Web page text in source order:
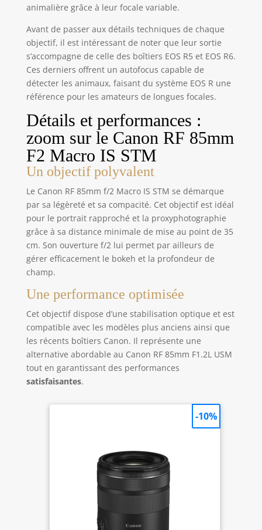
animalière grâce à leur focale variable.
Avant de passer aux détails techniques de chaque
objectif, il est intéressant de noter que leur sortie
s’accompagne de celle des boîtiers EOS R5 et EOS R6.
Ces derniers offrent un autofocus capable de
détecter les animaux, faisant du système EOS R une
référence pour les amateurs de longues focales.
Détails et performances :
zoom sur le Canon RF 85mm
F2 Macro IS STM
Un objectif polyvalent
Le Canon RF 85mm f/2 Macro IS STM se démarque
par sa légèreté et sa compacité. Cet objectif est idéal
pour le portrait rapproché et la proxyphotographie
grâce à sa distance minimale de mise au point de 35
cm. Son ouverture f/2 lui permet par ailleurs de
gérer efficacement le bokeh et la profondeur de
champ.
Une performance optimisée
Cet objectif dispose d’une stabilisation optique et est
compatible avec les modèles plus anciens ainsi que
les récents boîtiers Canon. Il représente une
alternative abordable au Canon RF 85mm F1.2L USM
tout en garantissant des performances
satisfaisantes.
-10%